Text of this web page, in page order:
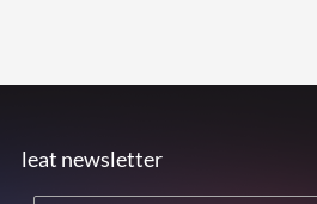
leat newsletter